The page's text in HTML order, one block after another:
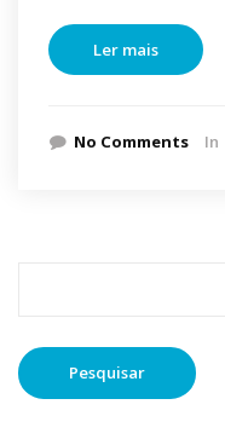
Ler mais
No Comments In